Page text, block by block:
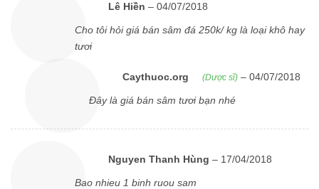
Lê Hiền – 04/07/2018
Cho tôi hỏi giá bán sâm đá 250k/ kg là loại khô hay
tươi
Caythuoc.org (Dược sĩ) – 04/07/2018
Đây là giá bán sâm tươi bạn nhé
Nguyen Thanh Hùng – 17/04/2018
Bao nhieu 1 binh ruou sam